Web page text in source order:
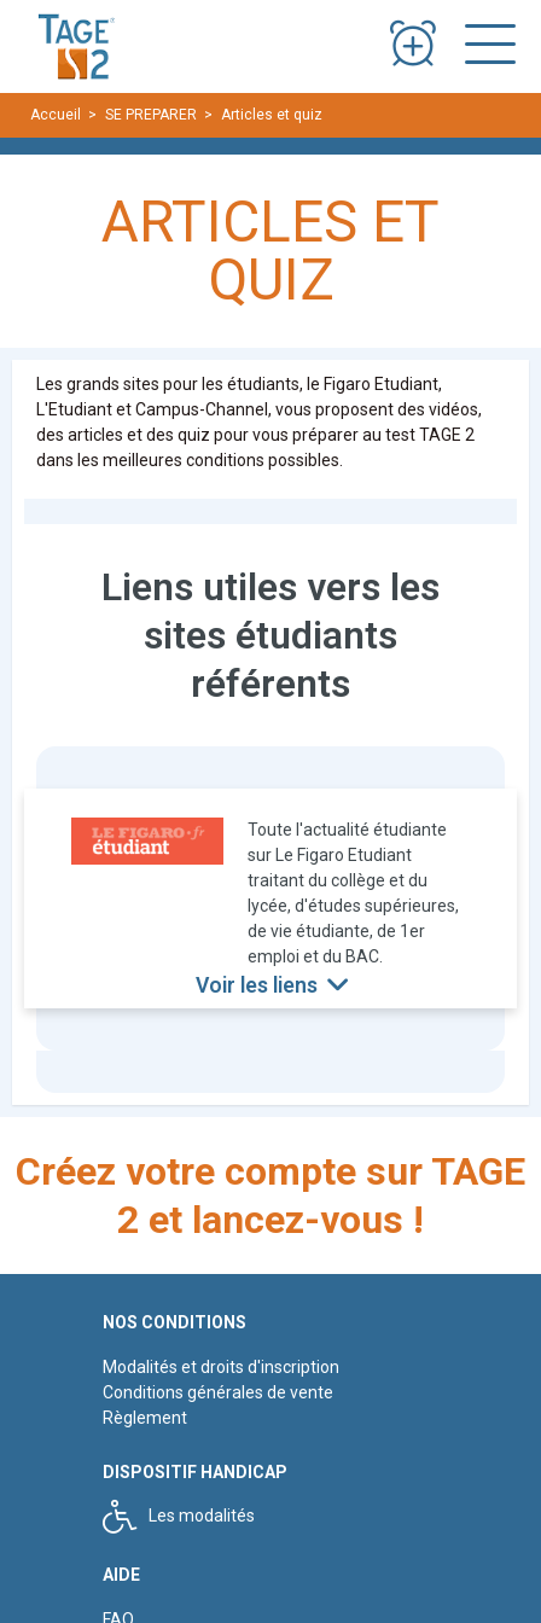
Accueil SE PREPARER Articles et quiz
ARTICLES ET
QUIZ
Les grands sites pour les étudiants, le Figaro Etudiant,
L'Etudiant et Campus-Channel, vous proposent des vidéos,
des articles et des quiz pour vous préparer au test TAGE 2
dans les meilleures conditions possibles.
Liens utiles vers les
sites étudiants
référents
Toute l'actualité étudiante
sur Le Figaro Etudiant
traitant du collège et du
lycée, d'études supérieures,
de vie étudiante, de 1er
emploi et du BAC.
Voir les liens
Créez votre compte sur TAGE
2 et lancez-vous !
NOS CONDITIONS
Modalités et droits d'inscription
Conditions générales de vente
Règlement
DISPOSITIF HANDICAP
Les modalités
AIDE
FAQ
Panneau de gestion des cookies